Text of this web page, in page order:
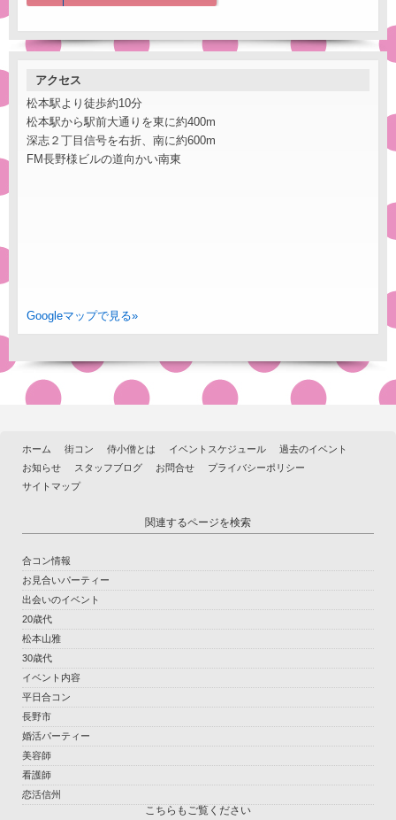
アクセス
松本駅より徒歩約10分
松本駅から駅前大通りを東に約400m
深志２丁目信号を右折、南に約600m
FM長野様ビルの道向かい南東
Googleマップで見る»
ホーム 街コン 侍小僧とは イベントスケジュール
過去のイベント
お知らせ
スタッフブログ お問合せ
プライバシーポリシー
サイトマップ
関連するページを検索
合コン情報
お見合いパーティー
出会いのイベント
20歳代
松本山雅
30歳代
イベント内容
平日合コン
長野市
婚活パーティー
美容師
看護師
恋活信州
こちらもご覧ください